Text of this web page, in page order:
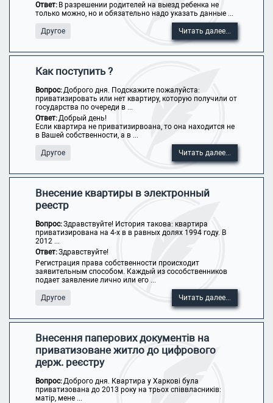
Ответ: В разрешении родителей на выезд ребенка не
только можно, но и обязательно надо указать данные ...
Другое Читать далее...
Как поступить ?
Вопрос:Доброго дня. Подскажите пожалуйста:
приватизировать или нет квартиру, которую получили от
государства по очереди в ...
Ответ:Добрый день!
Если квартира не приватизирвоана, то она находится не
в Вашей собственности, а в ...
Другое Читать далее...
Внесение квартиры в электронный
реестр
Вопрос:Здравствуйте! История такова: квартира
приватизирована на 4-х в в равных долях 1994 году. В
2012 ...
Ответ:Здравствуйте!
Регистрация права собственности происходит
заявительным способом. Каждый из сособственников
подает заявление лично или его ...
Другое Читать далее...
Внесення паперових документів на
приватизоване житло до цифрового
держ. реєстру
Вопрос:Доброго дня. Квартира у Харкові була
приватизована до 2013 року на трьох співвласників:
матір, мене ...